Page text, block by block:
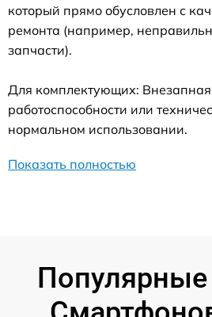
который прямо обусловлен с
ремонта (например,
запчасти).
Для комплектующих: Внезапная
работоспособности или
нормальном использовании.
Показать полностью